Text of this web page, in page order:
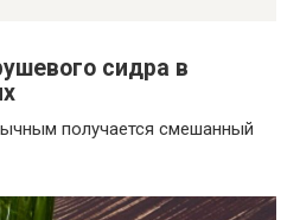
сидра в
получается смешанный